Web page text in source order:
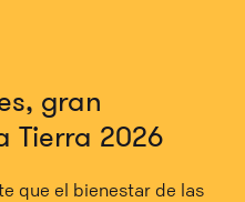
gran
Tierra 2026
que el bienestar de las